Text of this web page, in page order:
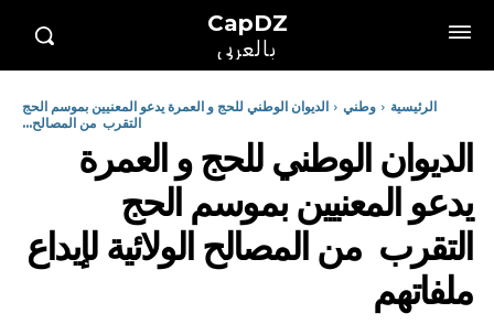
CapDZ
بالعربي
الرئيسية وطني
الديوان الوطني للحج و العمرة يدعو المعنيين بموسم الحج
التقرب من المصالح...
الديوان الوطني للحج و العمرة
يدعو المعنيين بموسم الحج
التقرب من المصالح الولائية لإيداع
ملفاتهم